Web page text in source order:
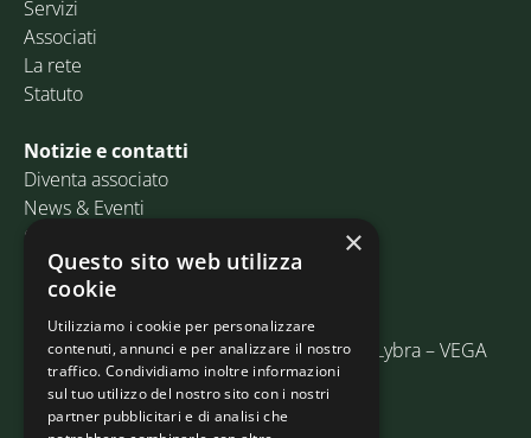
Servizi
Associati
La rete
Statuto
Notizie e contatti
Diventa associato
News & Eventi
Contatti
Email:info@assosped.it
PEC: assospedvenezia@pec.fedespedi.it
Indirizzo: Via delle Industrie, 19/C Edificio Lybra – VEGA
30175 Marghera (VE)
×
Questo sito web utilizza
cookie
Utilizziamo i cookie per personalizzare
contenuti, annunci e per analizzare il nostro
traffico. Condividiamo inoltre informazioni
sul tuo utilizzo del nostro sito con i nostri
partner pubblicitari e di analisi che